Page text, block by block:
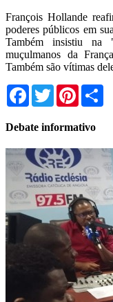
François Hollande
poderes públicos em
Também insistiu na
muçulmanos da
Também são vítimas
Facebook
TwitterPinterest
Debate informativo